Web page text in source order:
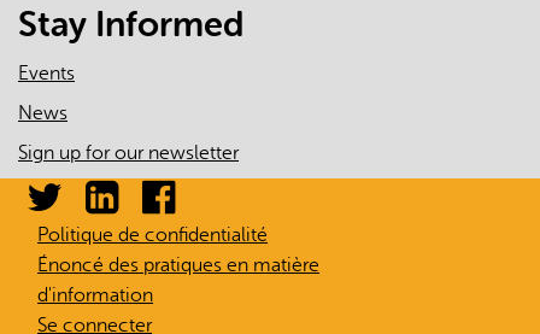
Stay Informed
Events
News
Sign up for our newsletter
Politique de confidentialité
Énoncé des pratiques en matière
d'information
Se connecter